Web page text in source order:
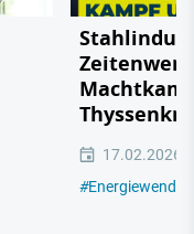
17.02.2026
#Energiewende